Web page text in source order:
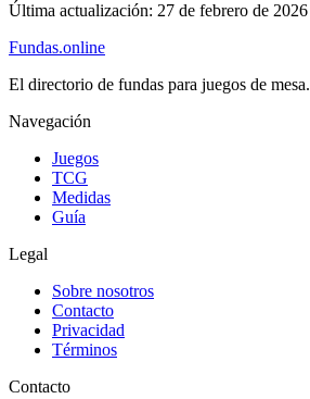
Última actualización: 27 de febrero de 2026
Fundas.online
El directorio de fundas para juegos de mesa.
Navegación
Juegos
TCG
Medidas
Guía
Legal
Sobre nosotros
Contacto
Privacidad
Términos
Contacto